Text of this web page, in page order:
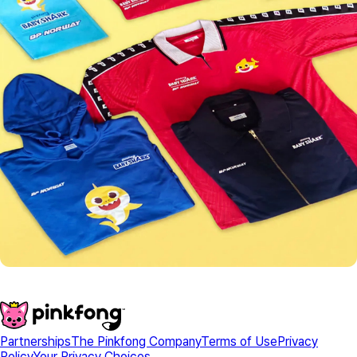
PartnershipsThe Pinkfong CompanyTerms of UsePrivacy